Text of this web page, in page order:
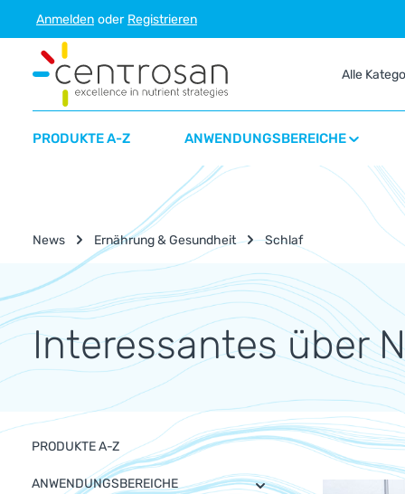
Hauptinhalt springen
Zur Suche springen
Zur Hauptnavigation springen
Anmelden oder Registrieren
Alle
PRODUKTE A-Z ANWENDUNGSBEREICHE
News Ernährung & Gesundheit Schlaf
Interessantes über
PRODUKTE A-Z
ANWENDUNGSBEREICHE